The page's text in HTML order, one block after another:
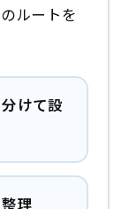
ルートを
けて設